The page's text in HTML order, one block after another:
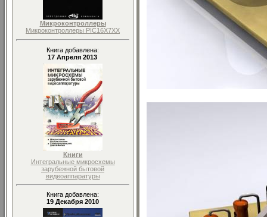
Микроконтроллеры
Микроконтроллеры PIC16X7XX
Книга добавлена:
17 Апреля 2013
Книги
Интегральные микросхемы
зарубежной бытовой
видеоаппаратуры
Книга добавлена:
19 Декабря 2010